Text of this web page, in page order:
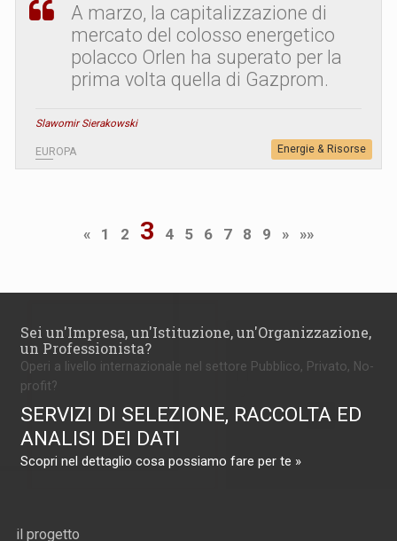
A marzo, la capitalizzazione di
mercato del colosso energetico
polacco Orlen ha superato per la
prima volta quella di Gazprom.
Slawomir Sierakowski
EUROPA Energie & Risorse
« 1 2 3 4 5 6 7 8 9 » »»
Sei un'Impresa, un'Istituzione, un'Organizzazione,
un Professionista?
Operi a livello internazionale nel settore Pubblico, Privato, No-
profit?
SERVIZI DI SELEZIONE, RACCOLTA ED
ANALISI DEI DATI
Scopri nel dettaglio cosa possiamo fare per te »
il progetto